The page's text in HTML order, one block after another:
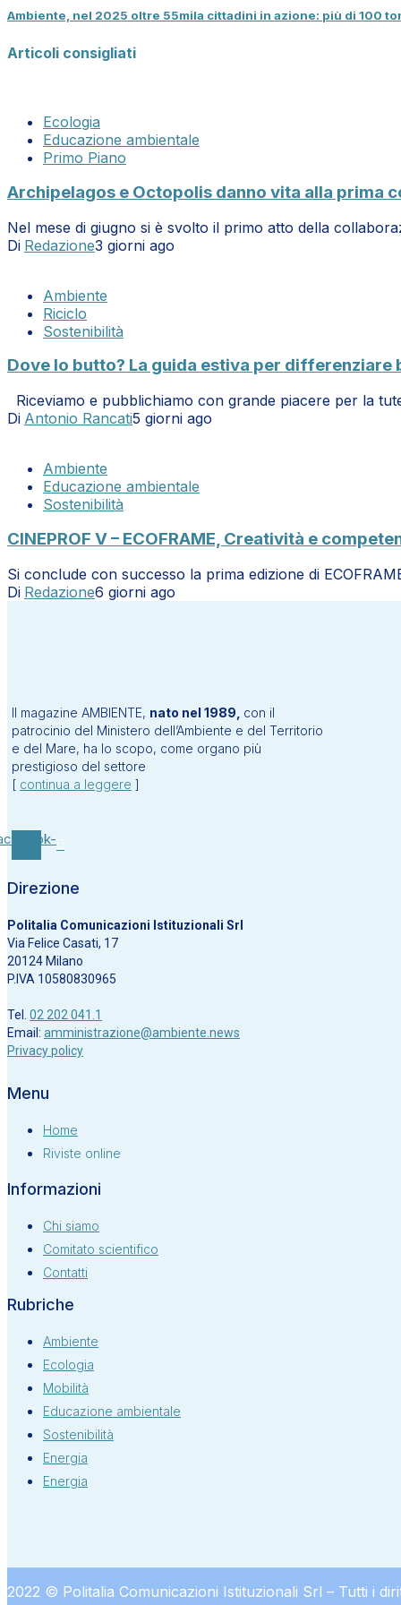
Ambiente, nel 2025 oltre 55mila cittadini in azione: più di 100
Articoli consigliati
Ecologia
Educazione ambientale
Primo Piano
Archipelagos e Octopolis danno vita alla prima
Nel mese di giugno si è svolto il primo atto della
Di Redazione3 giorni ago
Ambiente
Riciclo
Sostenibilità
Dove lo butto? La guida estiva per differenziare
Riceviamo e pubblichiamo con grande piacere per la
Di Antonio Rancati5 giorni ago
Ambiente
Educazione ambientale
Sostenibilità
CINEPROF V – ECOFRAME, Creatività e
Si conclude con successo la prima edizione di
Di Redazione6 giorni ago
Il magazine AMBIENTE, nato nel 1989, con il
patrocinio del Ministero dell’Ambiente e del Territorio
e del Mare, ha lo scopo, come organo più
prestigioso del settore
[ continua a leggere ]
Direzione
Politalia Comunicazioni Istituzionali Srl
Via Felice Casati, 17
20124 Milano
P.IVA 10580830965
Tel. 02 202 041.1
Email: amministrazione@ambiente.news
Privacy policy
Menu
Home
Riviste online
Informazioni
Chi siamo
Comitato scientifico
Contatti
Rubriche
Ambiente
Ecologia
Mobilità
Educazione ambientale
Sostenibilità
Energia
Energia
2022 © Politalia Comunicazioni Istituzionali Srl – Tutti i